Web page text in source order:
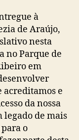
à
de Araújo,
nesta
no Parque de
em
acreditamos e
da nossa
legado de mais
o